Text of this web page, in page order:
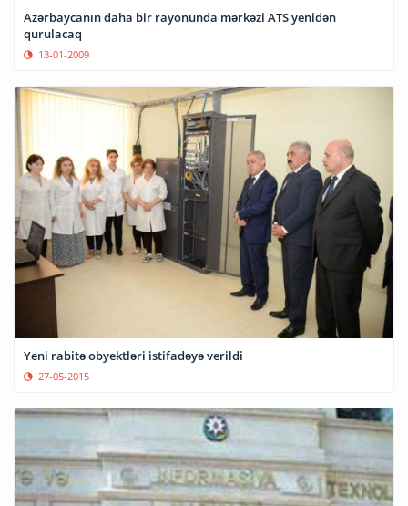
Azərbaycanın daha bir rayonunda mərkəzi ATS yenidən
qurulacaq
13-01-2009
Yeni rabitə obyektləri istifadəyə verildi
27-05-2015